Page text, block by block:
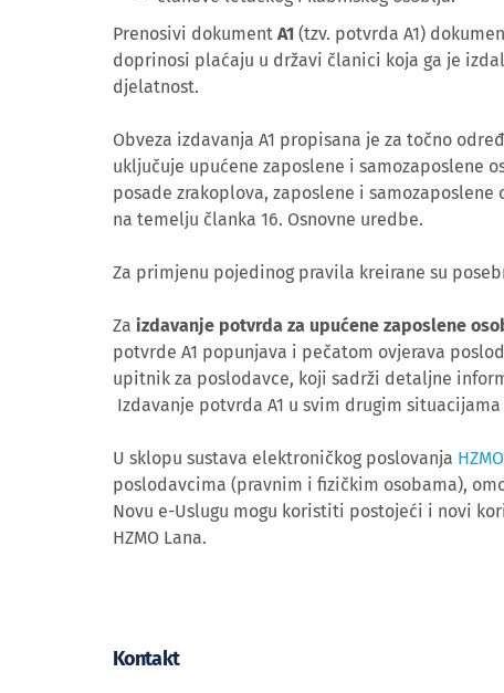
Prenosivi dokument A1 (tzv. potvrda A1)
doprinosi plaćaju u državi članici koja ga je
djelatnost.
Obveza izdavanja A1 propisana je za točno
uključuje upućene zaposlene i samozaposlene
posade zrakoplova, zaposlene i
na temelju članka 16. Osnovne uredbe.
Za primjenu pojedinog pravila kreirane su
Za izdavanje potvrda za upućene zaposlene
potvrde A1 popunjava i pečatom ovjerava
upitnik za poslodavce, koji sadrži detaljne
Izdavanje potvrda A1 u svim drugim
U sklopu sustava elektroničkog poslovanja
poslodavcima (pravnim i fizičkim osobama),
Novu e-Uslugu mogu koristiti postojeći i novi
HZMO Lana.
Kontakt